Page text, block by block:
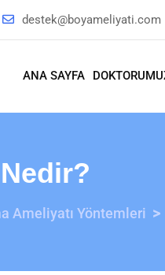
destek@boyameliyati.com
ANA SAYFA
Ameliyatı Yöntemleri >